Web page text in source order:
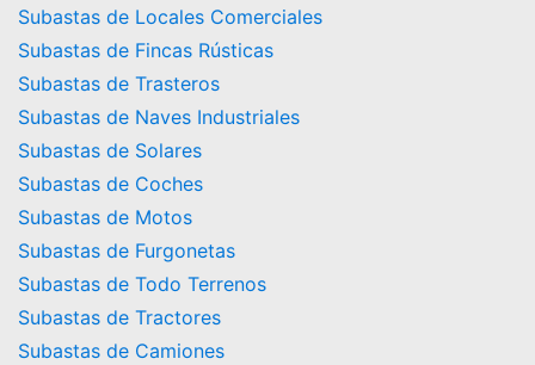
Subastas de Locales Comerciales
Subastas de Fincas Rústicas
Subastas de Trasteros
Subastas de Naves Industriales
Subastas de Solares
Subastas de Coches
Subastas de Motos
Subastas de Furgonetas
Subastas de Todo Terrenos
Subastas de Tractores
Subastas de Camiones